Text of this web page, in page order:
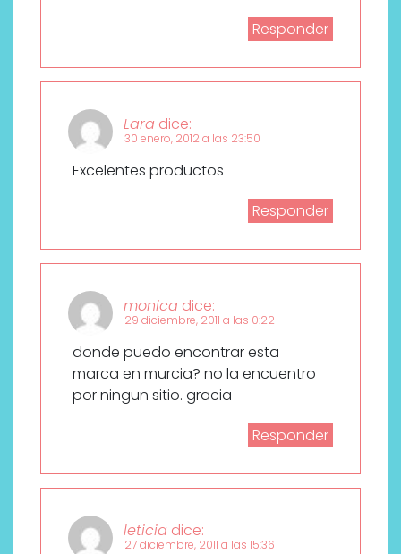
Responder
Lara dice:
30 enero, 2012 a las 23:50
Excelentes productos
Responder
monica dice:
29 diciembre, 2011 a las 0:22
donde puedo encontrar esta
marca en murcia? no la encuentro
por ningun sitio. gracia
Responder
leticia dice:
27 diciembre, 2011 a las 15:36